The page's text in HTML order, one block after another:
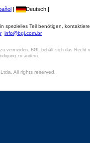
| Deutsch |
spezielles Teil benötigen,
info@bgl.com.br
vermeiden. BGL behält sich das Recht
zu ändern.
All rights reserved.